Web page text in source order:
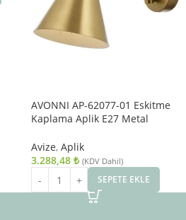
AVONNI AP-62077-01 Eskitme
Kaplama Aplik E27 Metal
Avize, Aplik
3.288,48 ₺ (KDV Dahil)
SEPETE EKLE